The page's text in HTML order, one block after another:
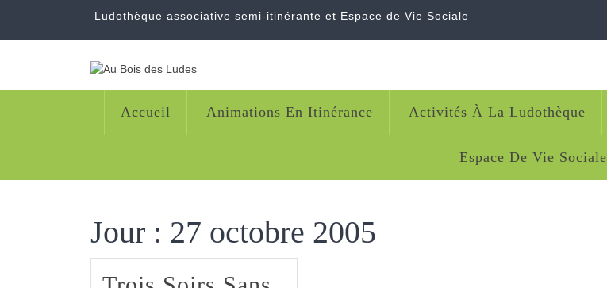
content
Ludothèque associative semi-itinérante et Espace de Vie Sociale
Accueil Animations En Itinérance Activités À La Ludothèque
Espace De Vie Sociale
Jour : 27 octobre 2005